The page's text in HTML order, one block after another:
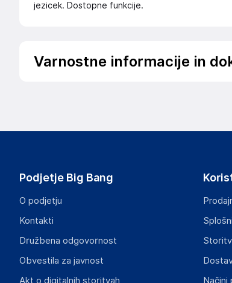
jezicek. Dostopne funkcije.
Varnostne informacije in
contact@gsm55.net
Gospodarski subjekt s sedežem v EU, ki
30 bis rue Girard, 93100 Montreuil, FRANCE
Francija
Podjetje Big Bang
O podjetju
Kontakti
Družbena odgovornost
Obvestila za javnost
Akt o digitalnih storitvah
Načini